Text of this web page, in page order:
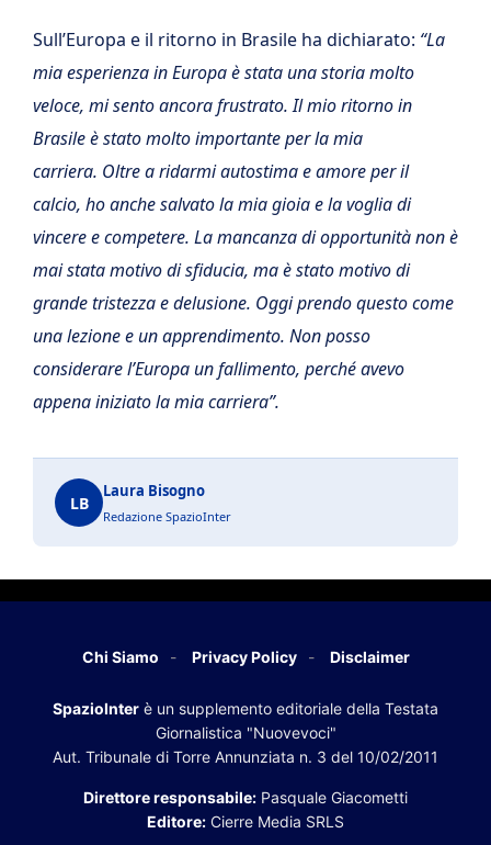
Sull’Europa e il ritorno in Brasile ha dichiarato: “La
mia esperienza in Europa è stata una storia molto
veloce, mi sento ancora frustrato. Il mio ritorno in
Brasile è stato molto importante per la mia
carriera. Oltre a ridarmi autostima e amore per il
calcio, ho anche salvato la mia gioia e la voglia di
vincere e competere. La mancanza di opportunità non è
mai stata motivo di sfiducia, ma è stato motivo di
grande tristezza e delusione. Oggi prendo questo come
una lezione e un apprendimento. Non posso
considerare l’Europa un fallimento, perché avevo
appena iniziato la mia carriera”.
LB
Laura Bisogno
Redazione SpazioInter
Chi Siamo Privacy Policy Disclaimer
SpazioInter è un supplemento editoriale della Testata
Giornalistica "Nuovevoci"
Aut. Tribunale di Torre Annunziata n. 3 del 10/02/2011
Direttore responsabile: Pasquale Giacometti
Editore: Cierre Media SRLS